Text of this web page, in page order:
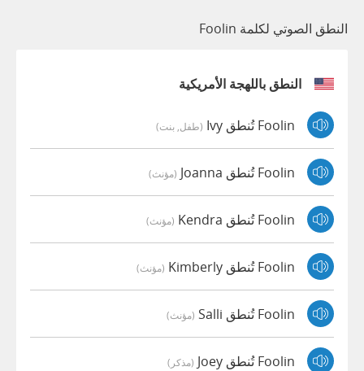
النطق الصوتي لكلمة Foolin
النطق باللهجة الأمريكية
Foolin تُنطق Ivy (طفل, بنت)
Foolin تُنطق Joanna (مؤنث)
Foolin تُنطق Kendra (مؤنث)
Foolin تُنطق Kimberly (مؤنث)
Foolin تُنطق Salli (مؤنث)
Foolin تُنطق Joey (مذكر)